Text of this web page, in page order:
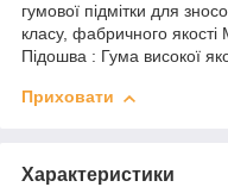
гумової підмітки для
класу, фабричного
Підошва : Гума високої
Приховати
Характеристики